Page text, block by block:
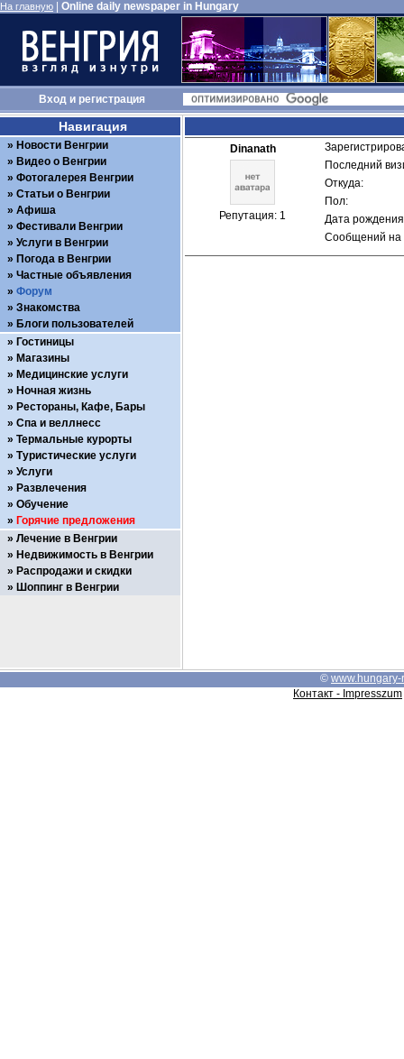
На главную Online daily newspaper in Hungary
Входи регистрация
Dinanath
Репутация: 1
Последний
Откуда:
Пол:
Дата
Сообщений на
Навигация
Новости Венгрии
Видео о Венгрии
Фотогалерея Венгрии
Статьи о Венгрии
Афиша
Фестивали Венгрии
Услуги в Венгрии
Погода в Венгрии
Частные объявления
Форум
Знакомства
Блоги пользователей
Гостиницы
Магазины
Медицинские услуги
Ночная жизнь
Рестораны, Кафе, Бары
Спа и веллнесс
Термальные курорты
Туристические услуги
Услуги
Развлечения
Обучение
Горячие предложения
Лечение в Венгрии
Недвижимость в Венгрии
Распродажи и скидки
Шоппинг в Венгрии
© www.hungary-
Контакт - Impresszum